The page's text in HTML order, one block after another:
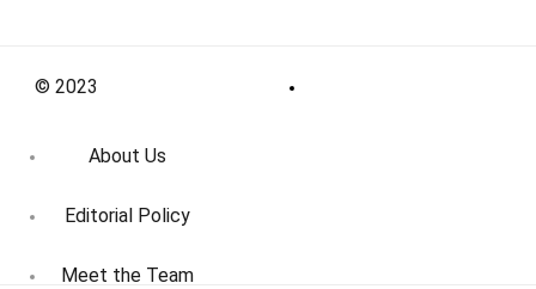
© 2023
About Us
Editorial Policy
Meet the Team